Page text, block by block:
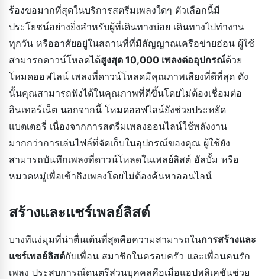
ร้องขอมากที่สุดในบริการสตรีมเพลงใดๆ ตัวเลือกนี้มี
ประโยชน์อย่างยิ่งสำหรับผู้ที่เดินทางบ่อย เดินทางไปทำงาน
ทุกวัน หรืออาศัยอยู่ในสถานที่ที่มีสัญญาณเครือข่ายอ่อน ผู้ใช้
สามารถดาวน์โหลดได้สูงสุด 10,000 เพลงต่ออุปกรณ์ด้วย
โหมดออฟไลน์ เพลงที่ดาวน์โหลดมีคุณภาพเสียงที่ดีที่สุด ดัง
นั้นคุณสามารถฟังได้ในคุณภาพที่ดีขึ้นโดยไม่ต้องเชื่อมต่อ
อินเทอร์เน็ต นอกจากนี้ โหมดออฟไลน์ยังช่วยประหยัด
แบตเตอรี่ เนื่องจากการสตรีมเพลงออนไลน์ใช้พลังงาน
มากกว่าการเล่นไฟล์ที่จัดเก็บในอุปกรณ์ของคุณ ผู้ใช้ยัง
สามารถบันทึกเพลงที่ดาวน์โหลดในเพลย์ลิสต์ อัลบั้ม หรือ
หมวดหมู่เพื่อเข้าถึงเพลงโดยไม่ต้องค้นหาออนไลน์
สร้างและแชร์เพลย์ลิสต์
บางทีแง่มุมที่น่าตื่นเต้นที่สุดคือความสามารถในการสร้างและ
แชร์เพลย์ลิสต์กับเพื่อน สมาชิกในครอบครัว และเพื่อนคนรัก
เพลง ประสบการณ์ดนตรีส่วนบุคคลคือเมื่อแอปพลิเคชันช่วย